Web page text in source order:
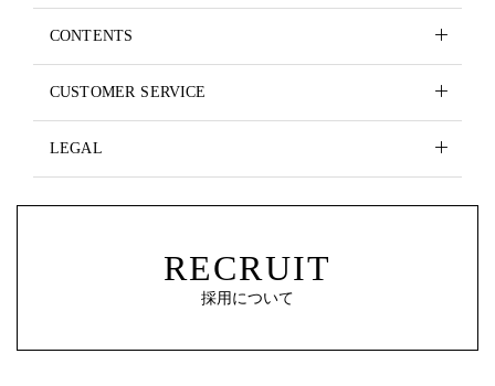
CONTENTS
CUSTOMER SERVICE
LEGAL
RECRUIT
採用について